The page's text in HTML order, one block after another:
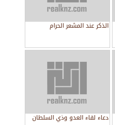
الذكر عند المشعر الحرام
دعاء لقاء العدو وذي السلطان